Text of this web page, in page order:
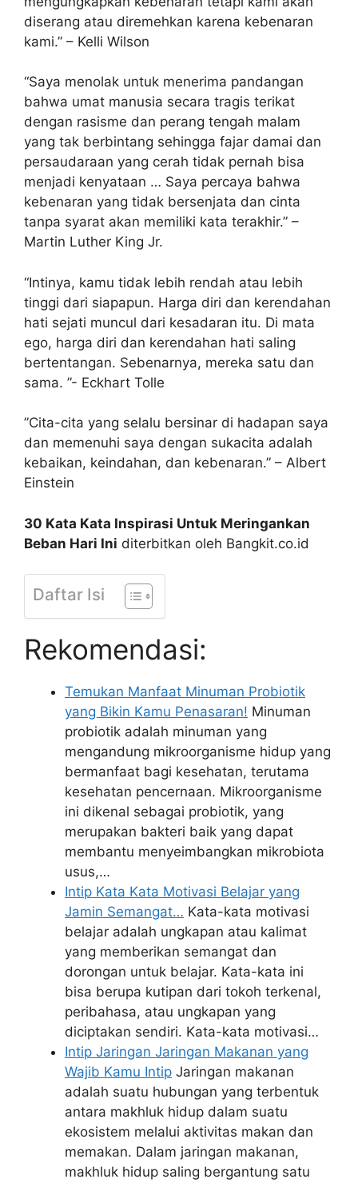
diserang atau diremehkan karena kebenaran
kami.” – Kelli Wilson
“Saya menolak untuk menerima pandangan
bahwa umat manusia secara tragis terikat
dengan rasisme dan perang tengah malam
yang tak berbintang sehingga fajar damai dan
persaudaraan yang cerah tidak pernah bisa
menjadi kenyataan … Saya percaya bahwa
kebenaran yang tidak bersenjata dan cinta
tanpa syarat akan memiliki kata terakhir.” –
Martin Luther King Jr.
“Intinya, kamu tidak lebih rendah atau lebih
tinggi dari siapapun. Harga diri dan kerendahan
hati sejati muncul dari kesadaran itu. Di mata
ego, harga diri dan kerendahan hati saling
bertentangan. Sebenarnya, mereka satu dan
sama. ”- Eckhart Tolle
”Cita-cita yang selalu bersinar di hadapan saya
dan memenuhi saya dengan sukacita adalah
kebaikan, keindahan, dan kebenaran.” – Albert
Einstein
30 Kata Kata Inspirasi Untuk Meringankan
Beban Hari Ini diterbitkan oleh Bangkit.co.id
Daftar Isi
Rekomendasi:
Temukan Manfaat Minuman Probiotik
yang Bikin Kamu Penasaran! Minuman
probiotik adalah minuman yang
mengandung mikroorganisme hidup yang
bermanfaat bagi kesehatan, terutama
kesehatan pencernaan. Mikroorganisme
ini dikenal sebagai probiotik, yang
merupakan bakteri baik yang dapat
membantu menyeimbangkan mikrobiota
usus,…
Intip Kata Kata Motivasi Belajar yang
Jamin Semangat… Kata-kata motivasi
belajar adalah ungkapan atau kalimat
yang memberikan semangat dan
dorongan untuk belajar. Kata-kata ini
bisa berupa kutipan dari tokoh terkenal,
peribahasa, atau ungkapan yang
diciptakan sendiri. Kata-kata motivasi…
Intip Jaringan Jaringan Makanan yang
Wajib Kamu Intip Jaringan makanan
adalah suatu hubungan yang terbentuk
antara makhluk hidup dalam suatu
ekosistem melalui aktivitas makan dan
memakan. Dalam jaringan makanan,
makhluk hidup saling bergantung satu